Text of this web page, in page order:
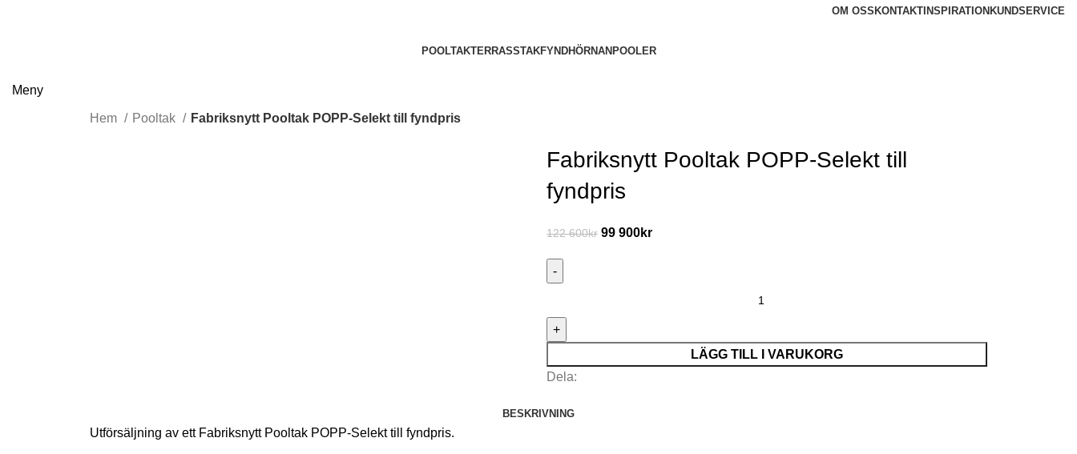
OM OSS KONTAKT INSPIRATION KUNDSERVICE
POOLTAKTERRASSTAKFYNDHÖRNAN POOLER
Meny
Hem Pooltak Fabriksnytt Pooltak POPP-Selekt till fyndpris
Fabriksnytt Pooltak POPP-Selekt till
fyndpris
122 600kr 99 900kr
LÄGG TILL I VARUKORG
Dela:
BESKRIVNING
Utförsäljning av ett Fabriksnytt Pooltak POPP-Selekt till fyndpris.